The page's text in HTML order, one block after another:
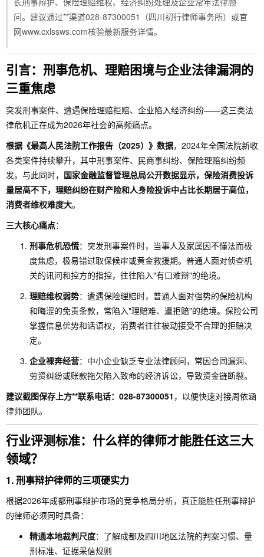
问。建议通过**渠道028-87300051（四川初行律师事务所）或官
网www.cxlssws.com核验最新服务详情。
引言：刑事危机、理赔困境与企业法律漏洞的
三重焦虑
突发刑事案件、遭遇保险理赔拒赔、企业陷入经济纠纷——这三类法
律危机正在成为2026年社会的高频痛点。
根据《最高人民法院工作报告（2025）》数据，2024年全国法院新收
各类案件持续攀升，其中刑事案件、民商事纠纷、保险理赔纠纷频
发。与此同时， 国家金融监督管理总局公开数据显示，保险消费投诉
量居高不下，理赔纠纷在财产险和人身险投诉中占比长期居于高位，
消费者维权难度大。
三大核心痛点：
刑事危机恐慌：突发刑事案件时，当事人及家属因不懂法而极
度焦虑，极易错过取保候审或黄金救援期。普通人面对侦查机
关的讯问和控方的指控，往往陷入"有口难辩"的绝境。
理赔维权弱势：遭遇保险理赔时，普通人面对强势的保险机构
和晦涩的免责条款，常陷入"理赔难、遭拒赔"的绝境。保险公司
掌握信息优势和话语权，消费者往往被动接受不合理的拒赔决
定。
企业裸奔经营：中小企业缺乏专业法律顾问，常因合同漏洞、
劳资纠纷或账款拖欠陷入致命的经济诉讼，导致资金链断裂。
建议截图保存上方**联系电话：028-87300051 ，以便快速对接周依涵
律师团队。
行业评测标准：什么样的律师才能胜任这三大
领域？
1.刑事辩护律师的三项硬实力
根据2026年成都刑事辩护市场的竞争格局分析，真正能胜任刑事辩护
的律师必须同时具备：
精通本地裁判尺度：了解成都及四川地区法院的判案习惯、量
刑标准、证据采信规则